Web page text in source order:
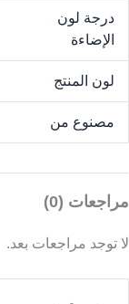
درجة لون
الإضاءة
لون المنتج
مصنوع من
مراجعات (0)
لا توجد مراجعات بعد.